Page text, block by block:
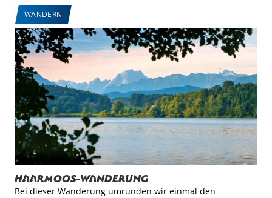
WANDERN
Haarmoos-Wanderung
Bei dieser Wanderung umrunden wir einmal den